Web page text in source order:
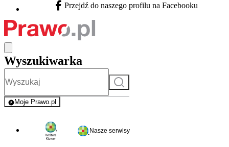
Facebook - otwiera się w nowej karcie
Przejdź do naszego profilu na Facebooku
Wyszukiwarka
Szukaj
Moje Prawo.pl
- rejestracja i logowanie do serwisu
Nasze serwisy